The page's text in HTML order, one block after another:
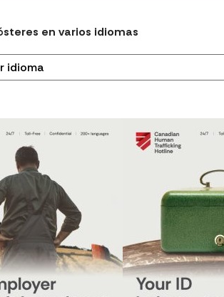
en varios idiomas
idioma